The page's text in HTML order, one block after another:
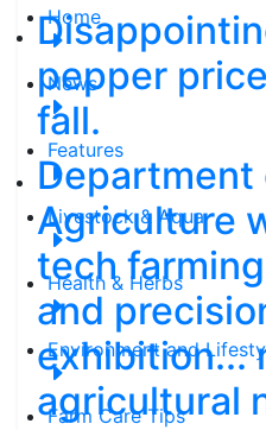
Home
News
Features
Livestock & Aqua
Health & Herbs
Environment and
Farm Care Tips
pepper
fall.
Department
Agriculture
tech
and
exhibition...
agricultural